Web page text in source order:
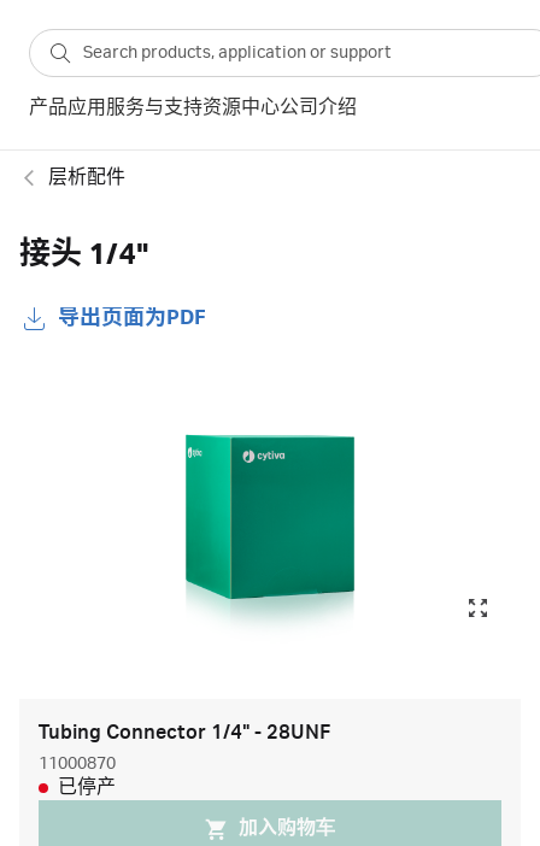
产品应用 服务与支持资源中心公司介绍
层析配件
接头 1/4"
导出页面为PDF
Tubing Connector 1/4" - 28UNF
11000870
已停产
加入购物⻋